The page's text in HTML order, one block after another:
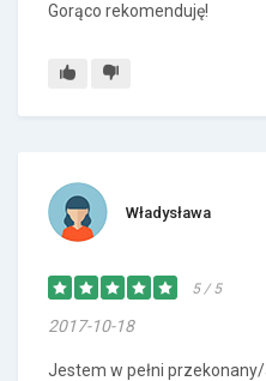
Gorąco rekomenduję!
Władysława
5 / 5
2017-10-18
Jestem w pełni